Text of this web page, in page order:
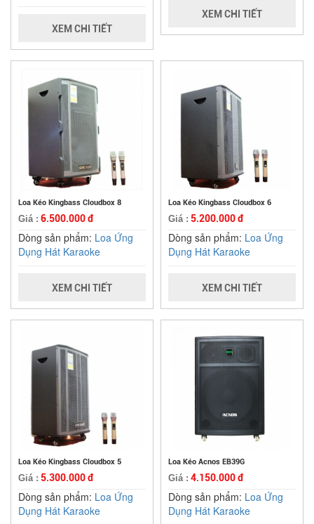
XEM CHI TIẾT
XEM CHI TIẾT
Loa Kéo Kingbass Cloudbox 8
Giá : 6.500.000 đ
Dòng sản phẩm: Loa Ứng
Dụng Hát Karaoke
XEM CHI TIẾT
Loa Kéo Kingbass Cloudbox 6
Giá : 5.200.000 đ
Dòng sản phẩm: Loa Ứng
Dụng Hát Karaoke
XEM CHI TIẾT
Loa Kéo Kingbass Cloudbox 5
Giá : 5.300.000 đ
Dòng sản phẩm: Loa Ứng
Dụng Hát Karaoke
Loa Kéo Acnos EB39G
Giá : 4.150.000 đ
Dòng sản phẩm: Loa Ứng
Dụng Hát Karaoke